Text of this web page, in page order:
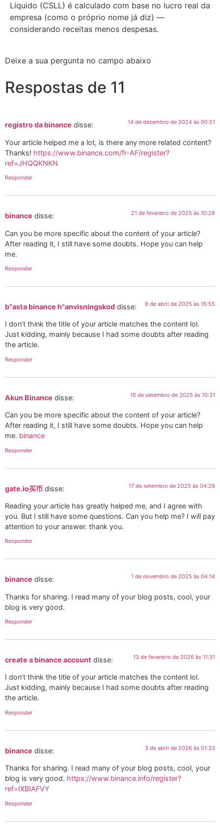
Líquido (CSLL) é calculado com base no lucro real da
empresa (como o próprio nome já diz) —
considerando receitas menos despesas.
Deixe a sua pergunta no campo abaixo
Respostas de 11
registro da binance disse: 14 de dezembro de 2024 às 00:51
Your article helped me a lot, is there any more related content?
Thanks! https://www.binance.com/fr-AF/register?
ref=JHQQKNKN
Responder
binance disse: 21 de fevereiro de 2025 às 10:26
Can you be more specific about the content of your article?
After reading it, I still have some doubts. Hope you can help
me.
Responder
b"asta binance h"anvisningskod disse: 9 de abril de 2025 às 15:55
I don’t think the title of your article matches the content lol.
Just kidding, mainly because I had some doubts after reading
the article.
Responder
Akun Binance disse: 10 de setembro de 2025 às 10:31
Can you be more specific about the content of your article?
After reading it, I still have some doubts. Hope you can help
me. binance
Responder
gate.io买币 disse: 17 de setembro de 2025 às 04:29
Reading your article has greatly helped me, and I agree with
you. But I still have some questions. Can you help me? I will pay
attention to your answer. thank you.
Responder
binance disse: 1 de novembro de 2025 às 04:14
Thanks for sharing. I read many of your blog posts, cool, your
blog is very good.
Responder
create a binance account disse: 13 de fevereiro de 2026 às 11:31
I don’t think the title of your article matches the content lol.
Just kidding, mainly because I had some doubts after reading
the article.
Responder
binance disse: 3 de abril de 2026 às 01:33
Thanks for sharing. I read many of your blog posts, cool, your
blog is very good. https://www.binance.info/register?
ref=IXBIAFVY
Responder